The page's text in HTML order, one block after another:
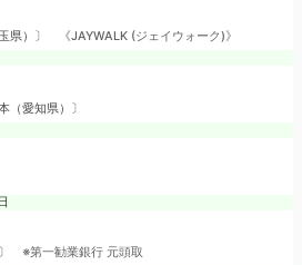
玉県）〕
《JAYWALK (ジェイウォーク)》
（愛知県）〕
〕 ※第一勧業銀行 元頭取